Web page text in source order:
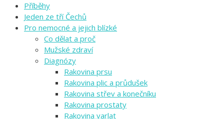
Příběhy
Jeden ze tří Čechů
Pro nemocné a jejich blízké
Co dělat a proč
Mužské zdraví
Diagnózy
Rakovina prsu
Rakovina plic a průdušek
Rakovina střev a konečníku
Rakovina prostaty
Rakovina varlat